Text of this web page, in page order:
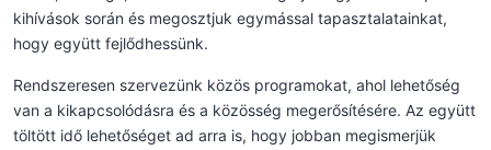
kihívások során és megosztjuk egymással tapasztalatainkat,
hogy együtt fejlődhessünk.
Rendszeresen szervezünk közös programokat, ahol lehetőség
van a kikapcsolódásra és a közösség megerősítésére. Az együtt
töltött idő lehetőséget ad arra is, hogy jobban megismerjük